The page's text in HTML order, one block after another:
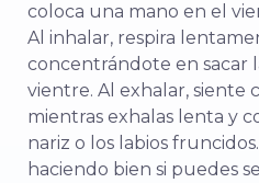
coloca una mano en el
Al inhalar, respira
concentrándote en sacar
vientre. Al exhalar, siente
mientras exhalas lenta y
nariz o los labios
haciendo bien si puedes